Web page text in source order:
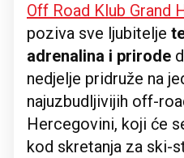
Off Road Klub Grand
poziva sve ljubitelje
adrenalina i prirode
nedjelje pridruže na
najuzbudljivijih off-
Hercegovini, koji će
kod skretanja za ski-